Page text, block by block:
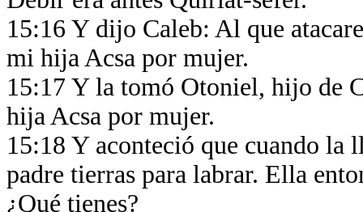
15:16 Y dijo Caleb: Al que
mi hija Acsa por mujer.
15:17 Y la tomó Otoniel, hijo de
hija Acsa por mujer.
15:18 Y aconteció que cuando la
padre tierras para labrar. Ella
¿Qué tienes?